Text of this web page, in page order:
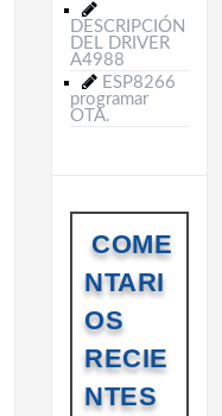
DESCRIPCIÓN
DEL DRIVER
A4988
ESP8266
programar
OTA.
COME
NTARI
OS
RECIE
NTES